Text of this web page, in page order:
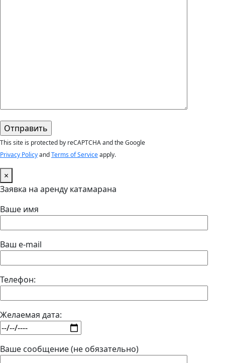
This site is protected by reCAPTCHA and the Google
Privacy PolicyandTerms of Serviceapply.
×
Заявка на аренду катамарана
Ваше имя
Ваш e-mail
Телефон:
Желаемая дата:
Ваше сообщение (не обязательно)